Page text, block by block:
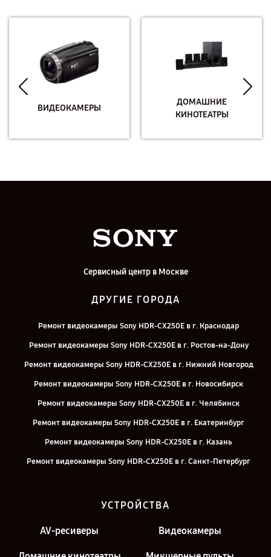
ВИДЕОКАМЕРЫ
ДОМАШНИЕ
КИНОТЕАТРЫ
Сервисный центр в Москве
ДРУГИЕ ГОРОДА
Ремонт видеокамеры Sony HDR-CX250E в г. Краснодар
Ремонт видеокамеры Sony HDR-CX250E в г. Ростов-на-Дону
Ремонт видеокамеры Sony HDR-CX250E в г. Нижний Новгород
Ремонт видеокамеры Sony HDR-CX250E в г. Новосибирск
Ремонт видеокамеры Sony HDR-CX250E в г. Челябинск
Ремонт видеокамеры Sony HDR-CX250E в г. Екатеринбург
Ремонт видеокамеры Sony HDR-CX250E в г. Казань
Ремонт видеокамеры Sony HDR-CX250E в г. Санкт-Петербург
УСТРОЙСТВА
AV-ресиверы Видеокамеры